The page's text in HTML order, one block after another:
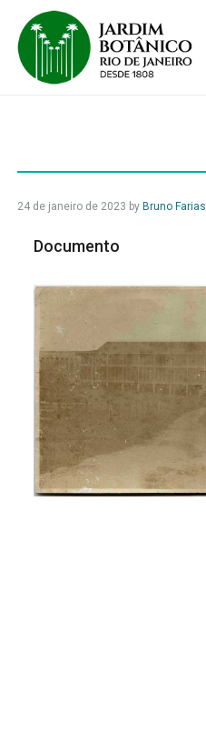
24 de janeiro de 2023 by Bruno Farias
Documento